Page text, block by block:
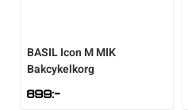
BASILIcon M MIK
Bakcykelkorg
899:-